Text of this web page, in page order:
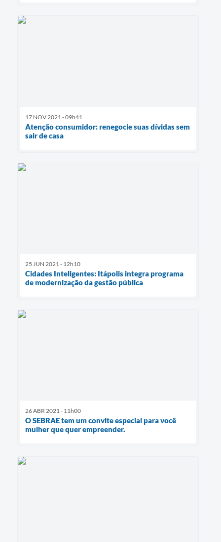
17 NOV 2021 - 09h41
Atenção consumidor: renegocie suas dívidas sem
sair de casa
25 JUN 2021 - 12h10
Cidades Inteligentes: Itápolis integra programa
de modernização da gestão pública
26 ABR 2021 - 11h00
O SEBRAE tem um convite especial para você
mulher que quer empreender.